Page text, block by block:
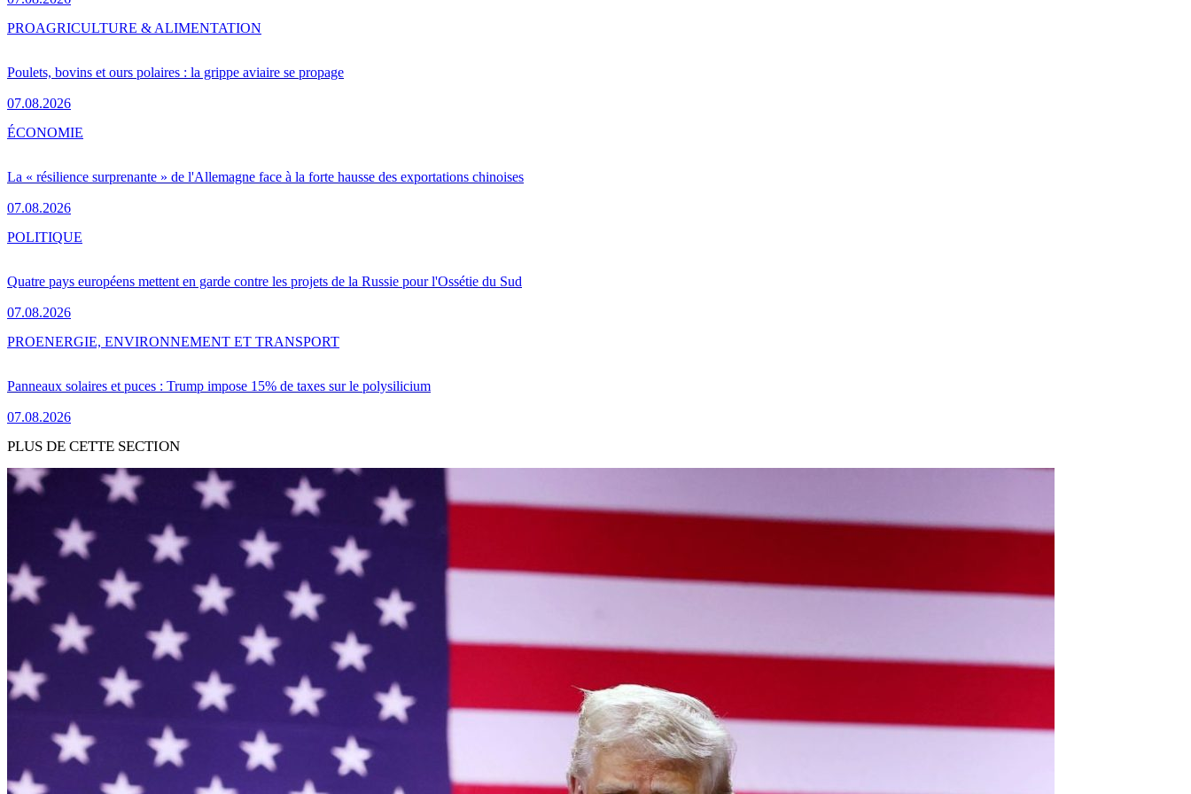
Poulets, bovins et ours polaires : la grippe aviaire se propage
07.08.2026
PROAGRICULTURE & ALIMENTATION
La « résilience surprenante » de l'Allemagne face à la forte hausse des exportations chinoises
07.08.2026
ÉCONOMIE
Quatre pays européens mettent en garde contre les projets de la Russie pour l'Ossétie du Sud
07.08.2026
POLITIQUE
Panneaux solaires et puces : Trump impose 15% de taxes sur le polysilicium
07.08.2026
PROENERGIE, ENVIRONNEMENT ET TRANSPORT
PLUS DE CETTE SECTION